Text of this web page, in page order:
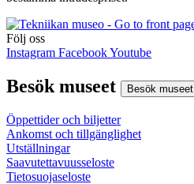
Följ oss
Instagram FacebookYoutube
Besök museet Besök museet
Öppettider och biljetter
Ankomst och tillgänglighet
Utställningar
Saavutettavuusseloste
Tietosuojaseloste